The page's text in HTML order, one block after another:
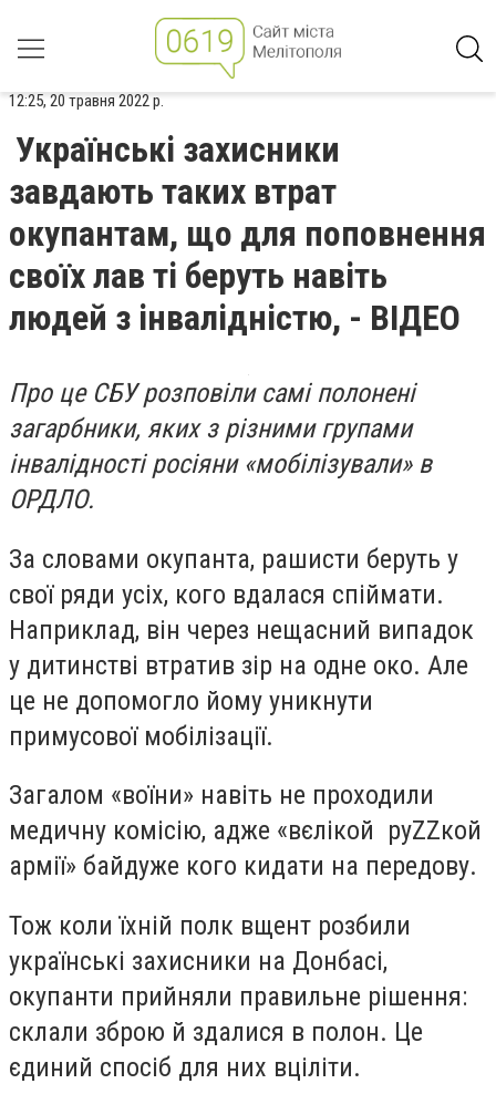
12:25, 20 травня 2022 р.
Українські захисники
завдають таких втрат
окупантам, що для поповнення
своїх лав ті беруть навіть
людей з інвалідністю, - ВІДЕО
Про це СБУ розповіли самі полонені
загарбники, яких з різними групами
інвалідності росіяни «мобілізували» в
ОРДЛО.
За словами окупанта, рашисти беруть у
свої ряди усіх, кого вдалася спіймати.
Наприклад, він через нещасний випадок
у дитинстві втратив зір на одне око. Але
це не допомогло йому уникнути
примусової мобілізації.
Загалом «воїни» навіть не проходили
медичну комісію, адже «вєлікой руZZкой
армії» байдуже кого кидати на передову.
Тож коли їхній полк вщент розбили
українські захисники на Донбасі,
окупанти прийняли правильне рішення:
склали зброю й здалися в полон. Це
єдиний спосіб для них вціліти.